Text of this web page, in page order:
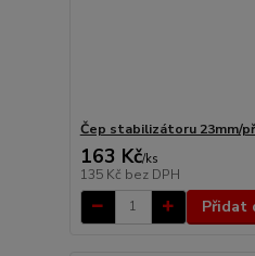
Čep stabilizátoru 23mm/
163 Kč/ks
135 Kč bez DPH
Přidat